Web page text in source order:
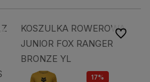
KOSZULKA ROWEROWA
JUNIOR FOX RANGER
BRONZE YL
17%
Do